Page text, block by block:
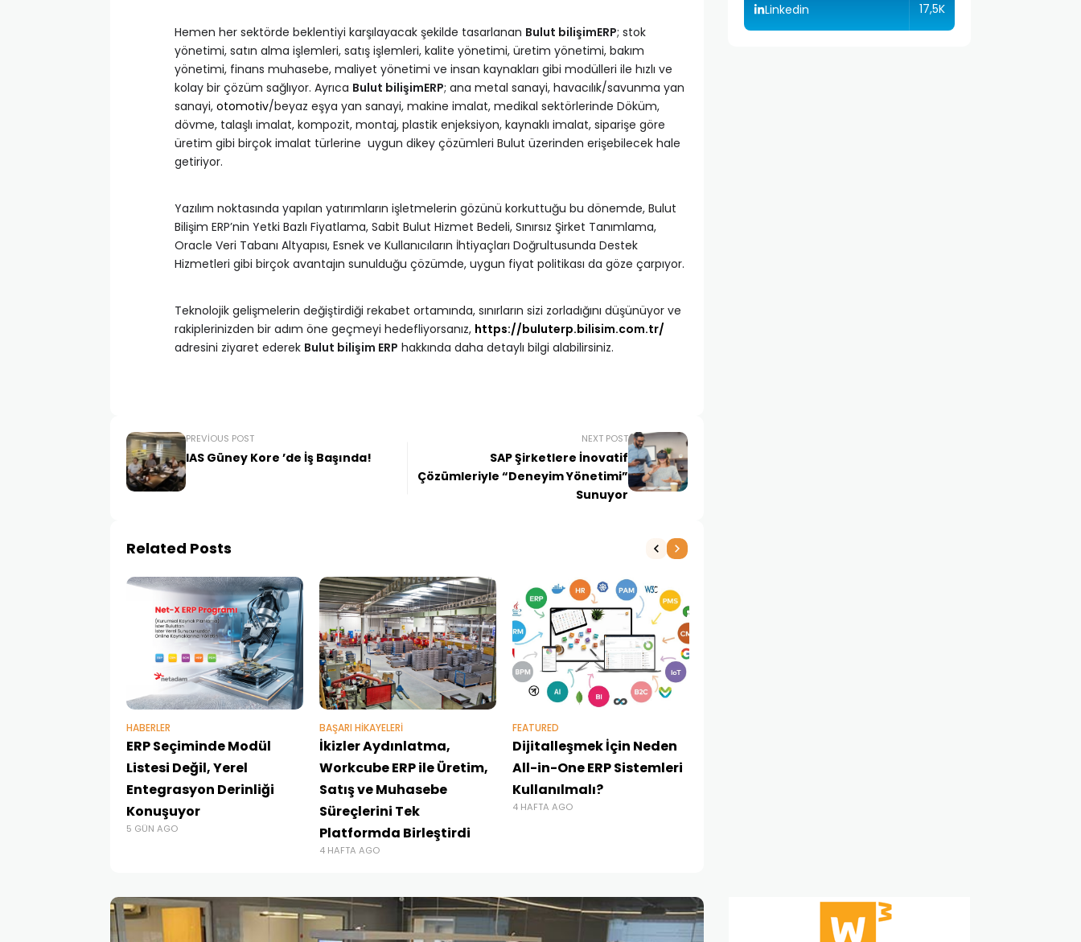
Hemen her sektörde beklentiyi karşılayacak şekilde tasarlanan Bulut bilişimERP; stok
yönetimi, satın alma işlemleri, satış işlemleri, kalite yönetimi, üretim yönetimi, bakım
yönetimi, finans muhasebe, maliyet yönetimi ve insan kaynakları gibi modülleri ile hızlı ve
kolay bir çözüm sağlıyor. Ayrıca Bulut bilişimERP; ana metal sanayi, havacılık/savunma yan
sanayi, otomotiv/beyaz eşya yan sanayi, makine imalat, medikal sektörlerinde Döküm,
dövme, talaşlı imalat, kompozit, montaj, plastik enjeksiyon, kaynaklı imalat, siparişe göre
üretim gibi birçok imalat türlerine uygun dikey çözümleri Bulut üzerinden erişebilecek hale
getiriyor.
Yazılım noktasında yapılan yatırımların işletmelerin gözünü korkuttuğu bu dönemde, Bulut
Bilişim ERP’nin Yetki Bazlı Fiyatlama, Sabit Bulut Hizmet Bedeli, Sınırsız Şirket Tanımlama,
Oracle Veri Tabanı Altyapısı, Esnek ve Kullanıcıların İhtiyaçları Doğrultusunda Destek
Hizmetleri gibi birçok avantajın sunulduğu çözümde, uygun fiyat politikası da göze çarpıyor.
Teknolojik gelişmelerin değiştirdiği rekabet ortamında, sınırların sizi zorladığını düşünüyor ve
rakiplerinizden bir adım öne geçmeyi hedefliyorsanız, https://buluterp.bilisim.com.tr/
adresini ziyaret ederek Bulut bilişim ERP hakkında daha detaylı bilgi alabilirsiniz.
PREVIOUS POST
IAS Güney Kore ’de İş Başında!
NEXT POST
SAP Şirketlere İnovatif
Çözümleriyle “Deneyim Yönetimi”
Sunuyor
Related Posts
HABERLER
ERP Seçiminde Modül
Listesi Değil, Yerel
Entegrasyon Derinliği
Konuşuyor
5 GÜN AGO
BAŞARI HIKAYELERI
İkizler Aydınlatma,
Workcube ERP ile Üretim,
Satış ve Muhasebe
Süreçlerini Tek
Platformda Birleştirdi
4 HAFTA AGO
FEATURED
Dijitalleşmek İçin Neden
All-in-One ERP Sistemleri
Kullanılmalı?
4 HAFTA AGO
Linkedin 17,5K